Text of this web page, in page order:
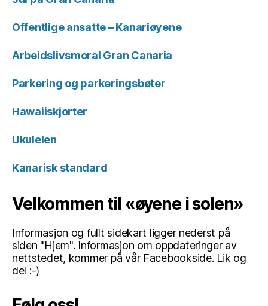
Offentlige ansatte – Kanariøyene
Arbeidslivsmoral Gran Canaria
Parkering og parkeringsbøter
Hawaiiskjorter
Ukulelen
Kanarisk standard
Velkommen til «øyene i solen»
Informasjon og fullt sidekart ligger nederst på
siden "Hjem". Informasjon om oppdateringer av
nettstedet, kommer på vår Facebookside. Lik og
del :-)